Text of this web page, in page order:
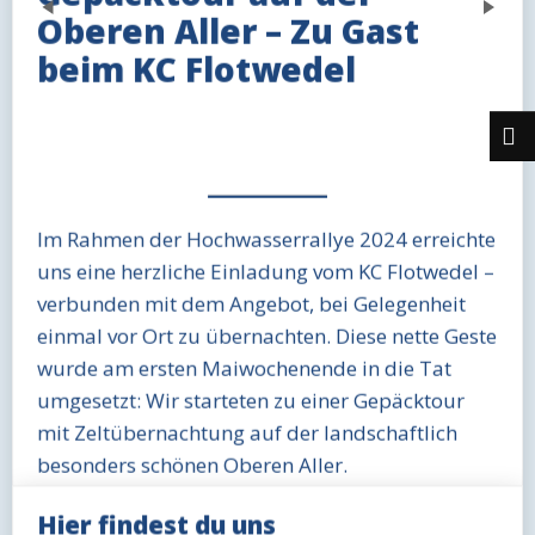
Oberen Aller – Zu Gast
beim KC Flotwedel
Im Rahmen der Hochwasserrallye 2024 erreichte
uns eine herzliche Einladung vom KC Flotwedel –
verbunden mit dem Angebot, bei Gelegenheit
einmal vor Ort zu übernachten. Diese nette Geste
wurde am ersten Maiwochenende in die Tat
umgesetzt: Wir starteten zu einer Gepäcktour
mit Zeltübernachtung auf der landschaftlich
besonders schönen Oberen Aller.
Die Tour hatte es in sich. Zahlreiche
Previous
Hier findest du uns